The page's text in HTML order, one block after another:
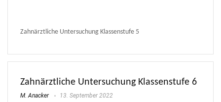
Zahnärztliche Untersuchung Klassenstufe 5
Zahnärztliche Untersuchung Klassenstufe 6
M. Anacker 13. September 2022